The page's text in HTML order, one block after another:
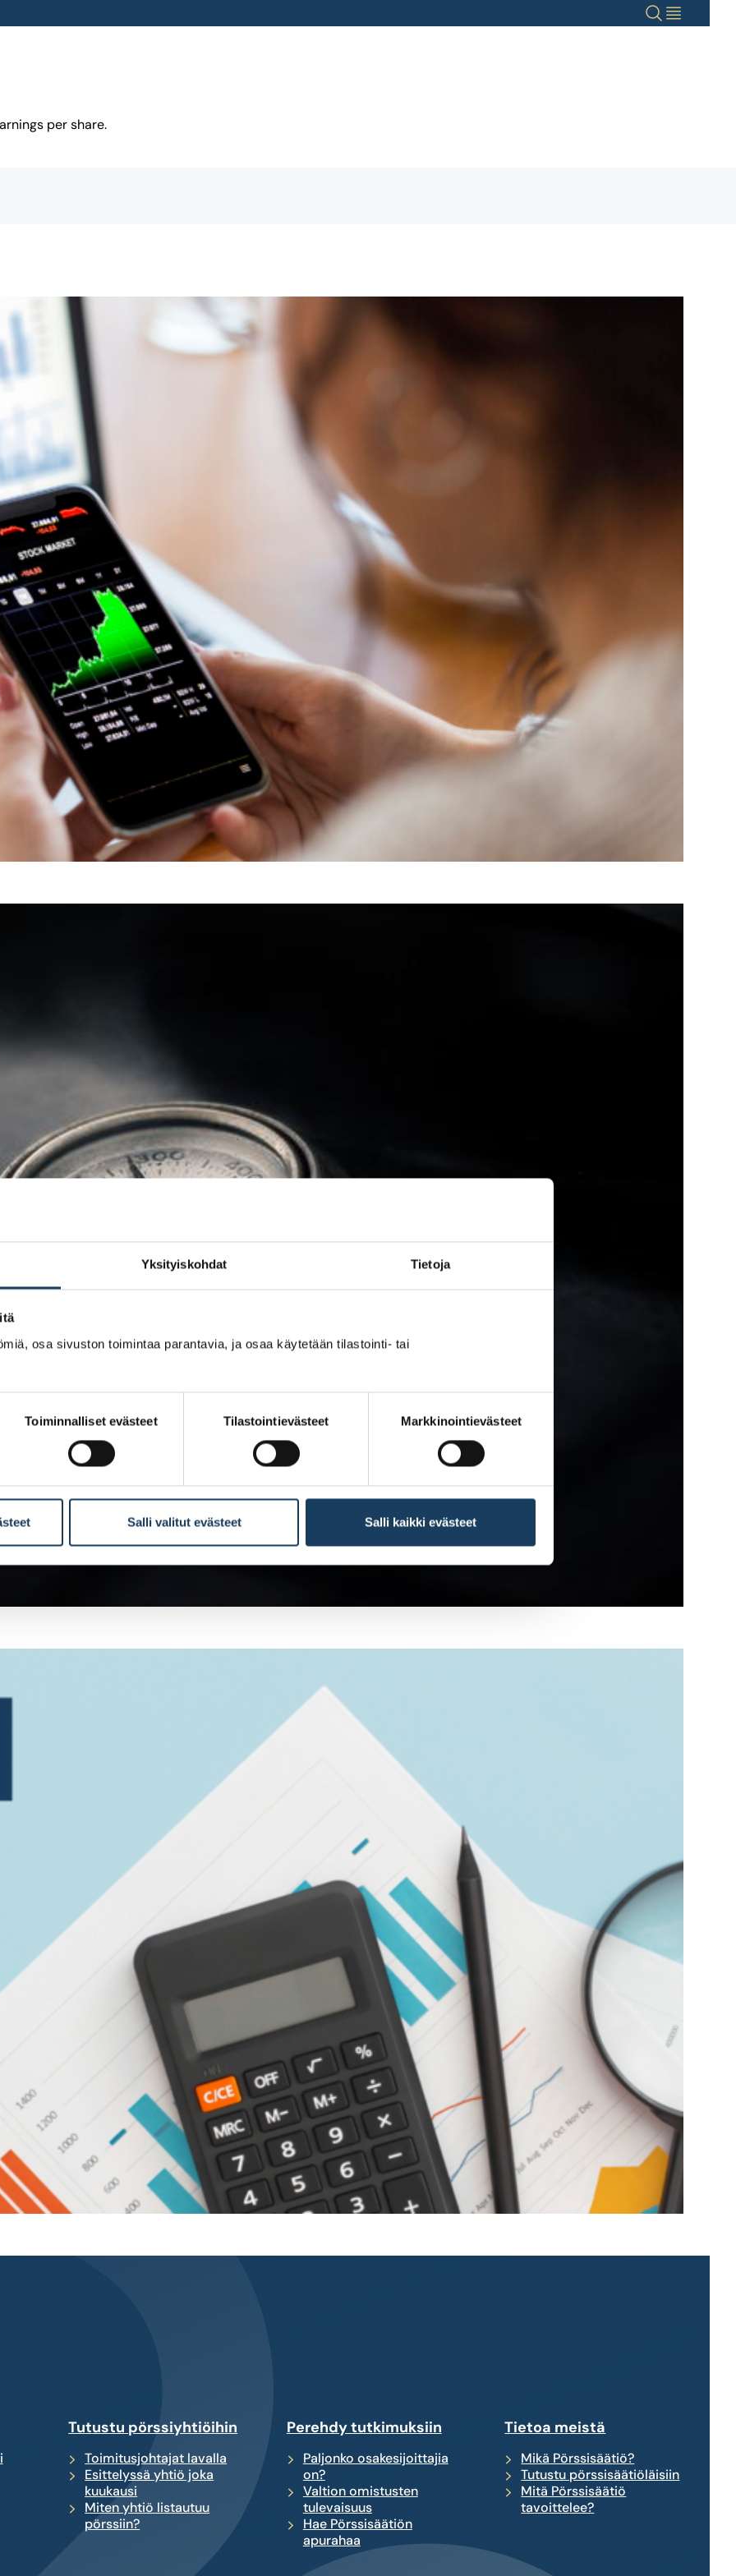
Yksityiskohdat Tietoja
osa sivuston toimintaa parantavia, ja osaa käytetään tilastointi- tai
Toiminnalliset evästeet Tilastointievästeet Markkinointievästeet
Salli valitut evästeet Salli kaikki evästeet
HakuValikko
per share.
Tutustu pörssiyhtiöihin
Toimitusjohtajat lavalla
Esittelyssä yhtiö joka
kuukausi
Miten yhtiö listautuu
pörssiin?
Perehdy tutkimuksiin
Paljonko osakesijoittajia
on?
Valtion omistusten
tulevaisuus
Hae Pörssisäätiön
apurahaa
Tietoa meistä
Mikä Pörssisäätiö?
Tutustu pörssisäätiöläisiin
Mitä Pörssisäätiö
tavoittelee?